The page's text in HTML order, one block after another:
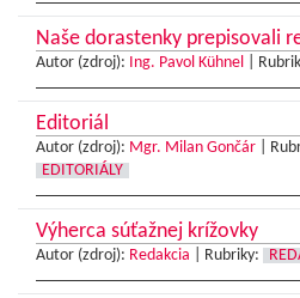
Naše dorastenky prepisovali
Autor (zdroj): Ing. Pavol Kühnel
Editoriál
Autor (zdroj): Mgr. Milan Gončár
EDITORIÁLY
Výherca súťažnej krížovky
Autor (zdroj): Redakcia Rubriky: